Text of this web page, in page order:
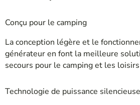
Conçu pour le camping
La conception légère et le
générateur en font la meilleure
secours pour le camping et les
Technologie de puissance silencieuse